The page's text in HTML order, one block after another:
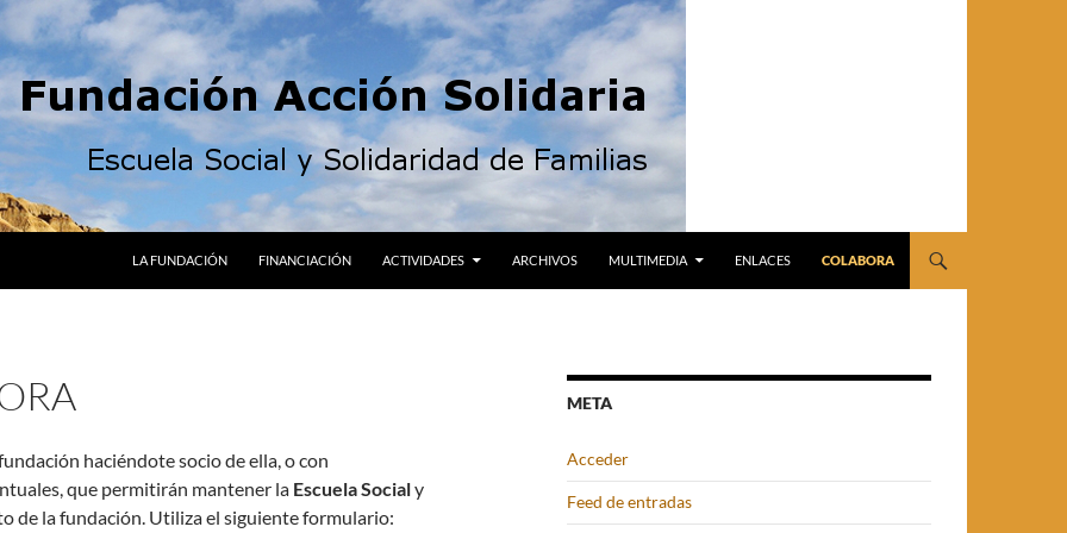
LA FUNDACIÓN FINANCIACIÓN ACTIVIDADES ARCHIVOS MULTIMEDIA ENLACES COLABORA
haciéndote socio de ella, o con
que permitirán mantener la Escuela Socialy
de la fundación. Utiliza el siguiente formulario:
META
Acceder
Feed de entradas